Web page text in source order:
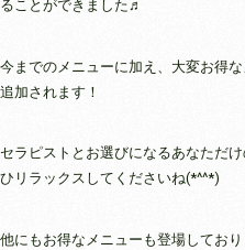
ることができました♬
今までのメニューに加え、大変お得
追加されます！
セラピストとお選びになるあなただ
ひリラックスしてくださいね(*^^*)
他にもお得なメニューも登場してお